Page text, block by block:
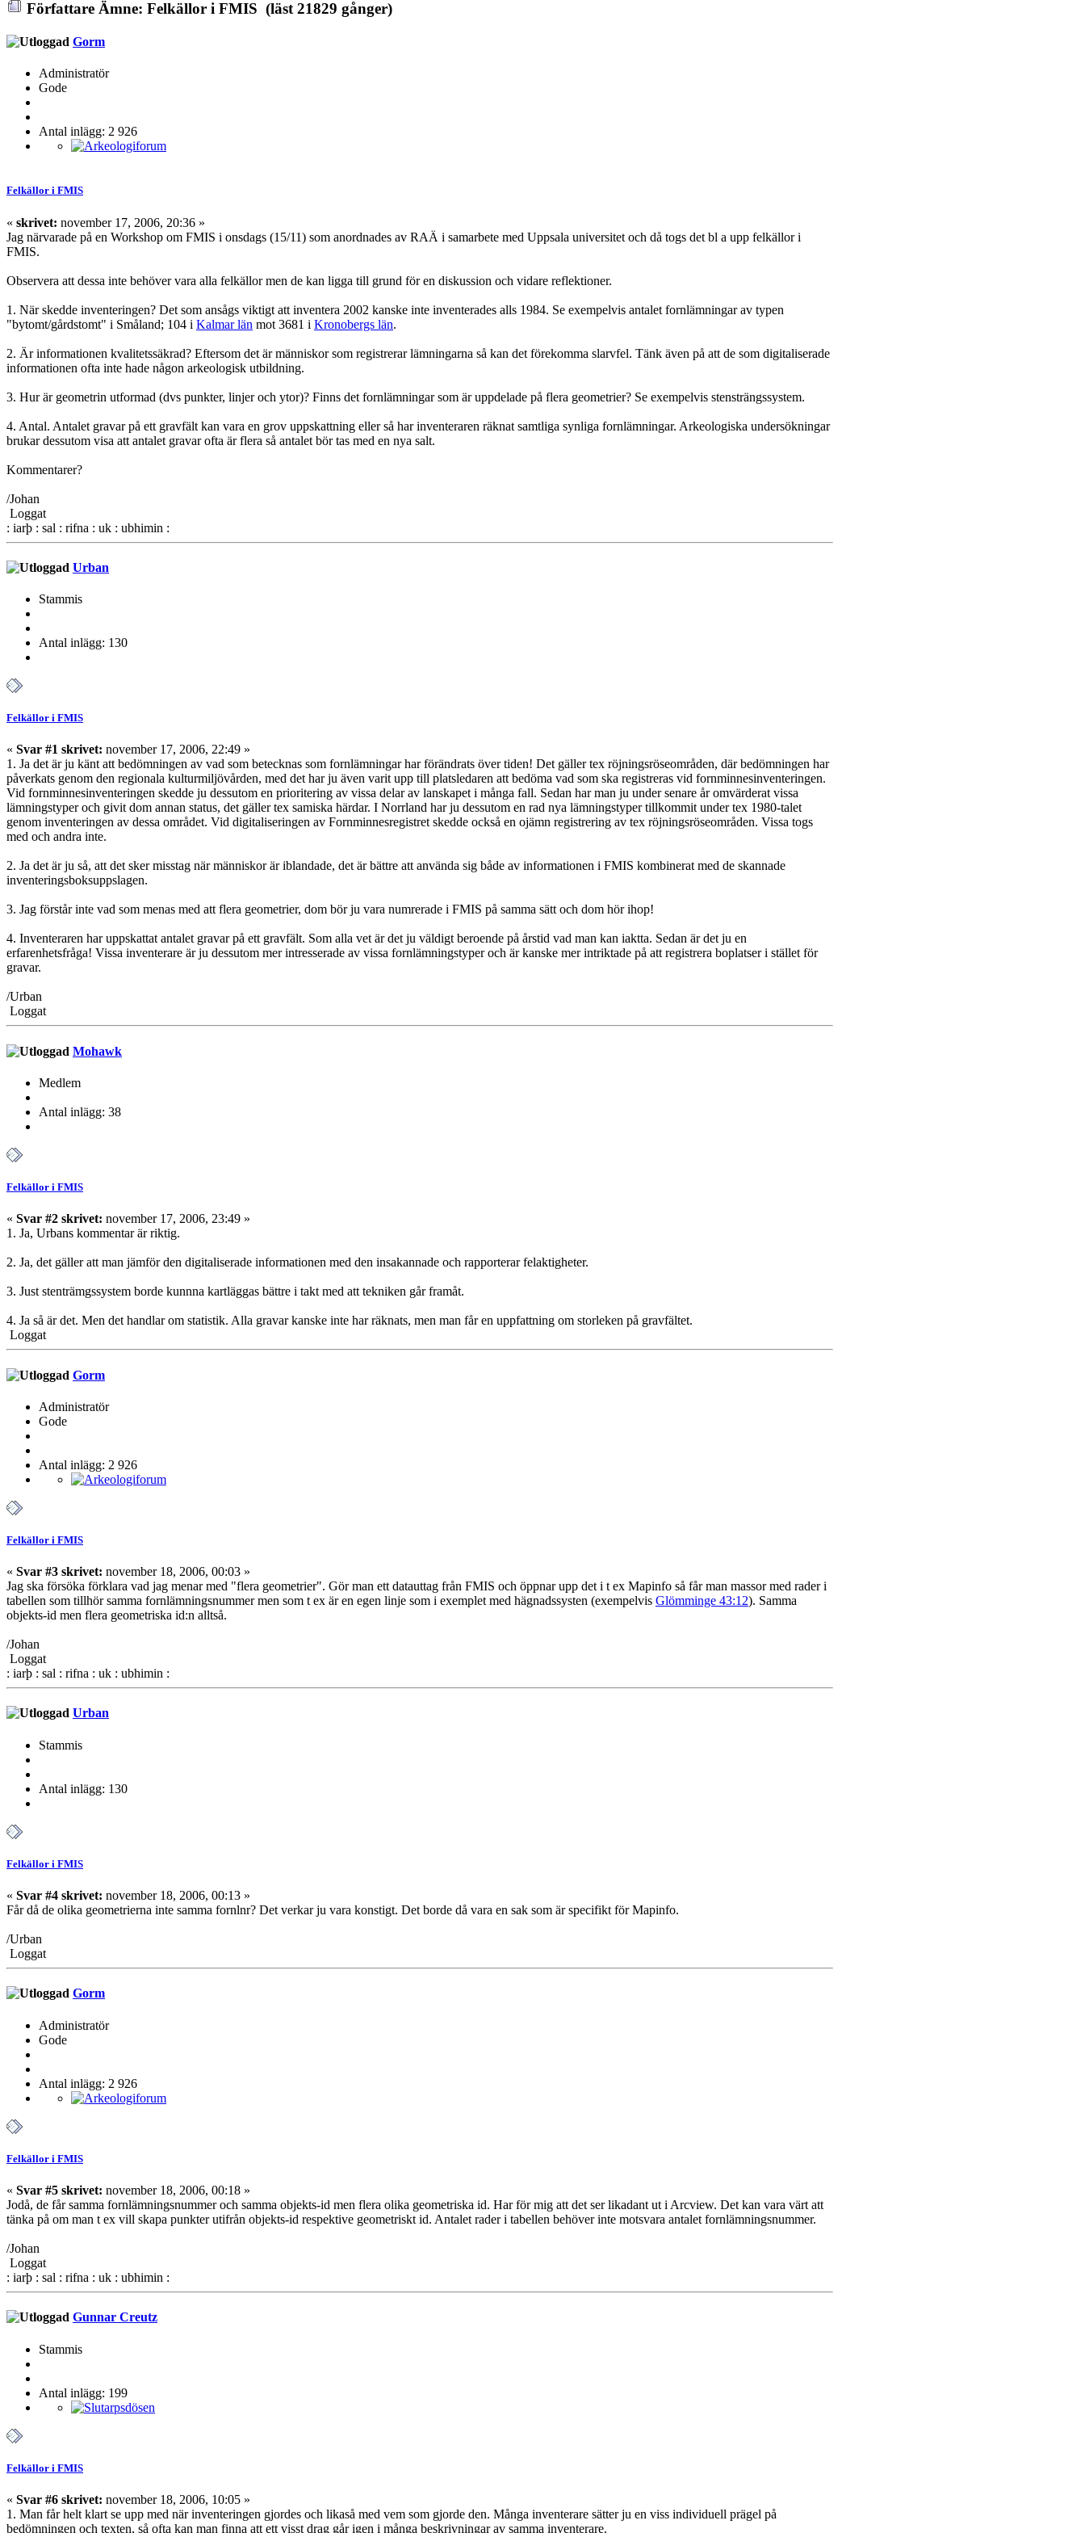
Författare Ämne: Felkällor i FMIS (läst 21829 gånger)
Gorm
Administratör
Gode
Antal inlägg: 2 926
Felkällor i FMIS
« skrivet: november 17, 2006, 20:36 »
Jag närvarade på en Workshop om FMIS i onsdags (15/11) som anordnades av RAÄ i samarbete med Uppsala universitet och då togs det bl a upp felkällor i
FMIS.
Observera att dessa inte behöver vara alla felkällor men de kan ligga till grund för en diskussion och vidare reflektioner.
1. När skedde inventeringen? Det som ansågs viktigt att inventera 2002 kanske inte inventerades alls 1984. Se exempelvis antalet fornlämningar av typen
"bytomt/gårdstomt" i Småland; 104 i Kalmar län mot 3681 i Kronobergs län.
2. Är informationen kvalitetssäkrad? Eftersom det är människor som registrerar lämningarna så kan det förekomma slarvfel. Tänk även på att de som digitaliserade
informationen ofta inte hade någon arkeologisk utbildning.
3. Hur är geometrin utformad (dvs punkter, linjer och ytor)? Finns det fornlämningar som är uppdelade på flera geometrier? Se exempelvis stensträngssystem.
4. Antal. Antalet gravar på ett gravfält kan vara en grov uppskattning eller så har inventeraren räknat samtliga synliga fornlämningar. Arkeologiska undersökningar
brukar dessutom visa att antalet gravar ofta är flera så antalet bör tas med en nya salt.
Kommentarer?
/Johan
Loggat
: iarþ : sal : rifna : uk : ubhimin :
Urban
Stammis
Antal inlägg: 130
Felkällor i FMIS
« Svar #1 skrivet: november 17, 2006, 22:49 »
1. Ja det är ju känt att bedömningen av vad som betecknas som fornlämningar har förändrats över tiden! Det gäller tex röjningsröseområden, där bedömningen har
påverkats genom den regionala kulturmiljövården, med det har ju även varit upp till platsledaren att bedöma vad som ska registreras vid fornminnesinventeringen.
Vid fornminnesinventeringen skedde ju dessutom en prioritering av vissa delar av lanskapet i många fall. Sedan har man ju under senare år omvärderat vissa
lämningstyper och givit dom annan status, det gäller tex samiska härdar. I Norrland har ju dessutom en rad nya lämningstyper tillkommit under tex 1980-talet
genom inventeringen av dessa området. Vid digitaliseringen av Fornminnesregistret skedde också en ojämn registrering av tex röjningsröseområden. Vissa togs
med och andra inte.
2. Ja det är ju så, att det sker misstag när människor är iblandade, det är bättre att använda sig både av informationen i FMIS kombinerat med de skannade
inventeringsboksuppslagen.
3. Jag förstår inte vad som menas med att flera geometrier, dom bör ju vara numrerade i FMIS på samma sätt och dom hör ihop!
4. Inventeraren har uppskattat antalet gravar på ett gravfält. Som alla vet är det ju väldigt beroende på årstid vad man kan iaktta. Sedan är det ju en
erfarenhetsfråga! Vissa inventerare är ju dessutom mer intresserade av vissa fornlämningstyper och är kanske mer intriktade på att registrera boplatser i stället för
gravar.
/Urban
Loggat
Mohawk
Medlem
Antal inlägg: 38
Felkällor i FMIS
« Svar #2 skrivet: november 17, 2006, 23:49 »
1. Ja, Urbans kommentar är riktig.
2. Ja, det gäller att man jämför den digitaliserade informationen med den insakannade och rapporterar felaktigheter.
3. Just stenträmgssystem borde kunnna kartläggas bättre i takt med att tekniken går framåt.
4. Ja så är det. Men det handlar om statistik. Alla gravar kanske inte har räknats, men man får en uppfattning om storleken på gravfältet.
Loggat
Gorm
Administratör
Gode
Antal inlägg: 2 926
Felkällor i FMIS
« Svar #3 skrivet: november 18, 2006, 00:03 »
Jag ska försöka förklara vad jag menar med "flera geometrier". Gör man ett datauttag från FMIS och öppnar upp det i t ex Mapinfo så får man massor med rader i
tabellen som tillhör samma fornlämningsnummer men som t ex är en egen linje som i exemplet med hägnadssysten (exempelvis Glömminge 43:12). Samma
objekts-id men flera geometriska id:n alltså.
/Johan
Loggat
: iarþ : sal : rifna : uk : ubhimin :
Urban
Stammis
Antal inlägg: 130
Felkällor i FMIS
« Svar #4 skrivet: november 18, 2006, 00:13 »
Får då de olika geometrierna inte samma fornlnr? Det verkar ju vara konstigt. Det borde då vara en sak som är specifikt för Mapinfo.
/Urban
Loggat
Gorm
Administratör
Gode
Antal inlägg: 2 926
Felkällor i FMIS
« Svar #5 skrivet: november 18, 2006, 00:18 »
Jodå, de får samma fornlämningsnummer och samma objekts-id men flera olika geometriska id. Har för mig att det ser likadant ut i Arcview. Det kan vara värt att
tänka på om man t ex vill skapa punkter utifrån objekts-id respektive geometriskt id. Antalet rader i tabellen behöver inte motsvara antalet fornlämningsnummer.
/Johan
Loggat
: iarþ : sal : rifna : uk : ubhimin :
Gunnar Creutz
Stammis
Antal inlägg: 199
Felkällor i FMIS
« Svar #6 skrivet: november 18, 2006, 10:05 »
1. Man får helt klart se upp med när inventeringen gjordes och likaså med vem som gjorde den. Många inventerare sätter ju en viss individuell prägel på
bedömningen och texten, så ofta kan man finna att ett visst drag går igen i många beskrivningar av samma inventerare.